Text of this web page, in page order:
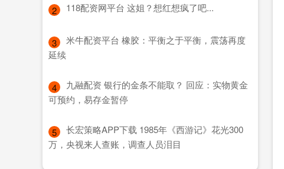
2 ​118配资网平台 这姐？想红想疯了吧...
3
​米牛配资平台 橡胶：平衡之于平衡，震荡再度
延续
4
​九融配资 银行的金条不能取？ 回应：实物黄金
可预约，易存金暂停
5
​长宏策略APP下载 1985年《西游记》花光300
万，央视来人查账，调查人员泪目